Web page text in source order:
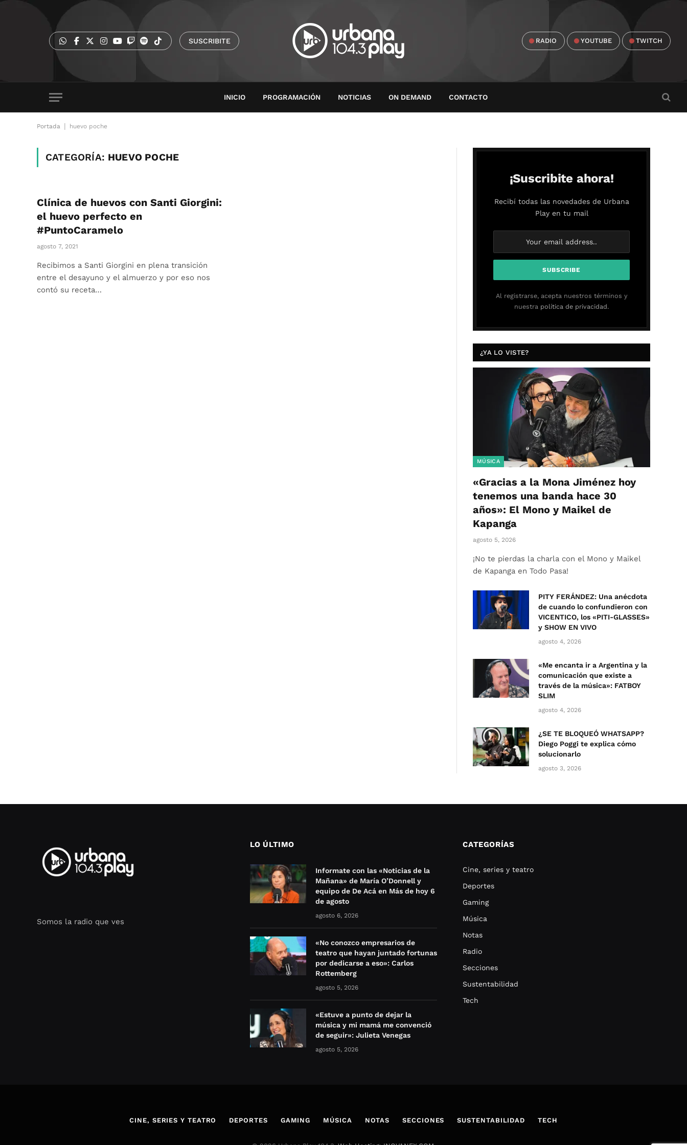
SUSCRIBITE RADIO YOUTUBE TWITCH
INICIO PROGRAMACIÓN NOTICIAS ON DEMAND CONTACTO
Portada huevo poche
CATEGORÍA: HUEVO POCHE
Clínica de huevos con Santi Giorgini:
el huevo perfecto en
#PuntoCaramelo
agosto 7, 2021
Recibimos a Santi Giorgini en plena transición
entre el desayuno y el almuerzo y por eso nos
contó su receta…
¡Suscribite ahora!
Recibí todas las novedades de Urbana
Play en tu mail
Al registrarse, acepta nuestros términos y
nuestra política de privacidad.
¿YA LO VISTE?
MÚSICA
«Gracias a la Mona Jiménez hoy
tenemos una banda hace 30
años»: El Mono y Maikel de
Kapanga
agosto 5, 2026
¡No te pierdas la charla con el Mono y Maikel
de Kapanga en Todo Pasa!
PITY FERÁNDEZ: Una anécdota
de cuando lo confundieron con
VICENTICO, los «PITI-GLASSES»
y SHOW EN VIVO
agosto 4, 2026
«Me encanta ir a Argentina y la
comunicación que existe a
través de la música»: FATBOY
SLIM
agosto 4, 2026
¿SE TE BLOQUEÓ WHATSAPP?
Diego Poggi te explica cómo
solucionarlo
agosto 3, 2026
Somos la radio que ves
LO ÚLTIMO
Informate con las «Noticias de la
Mañana» de María O’Donnell y
equipo de De Acá en Más de hoy 6
de agosto
agosto 6, 2026
«No conozco empresarios de
teatro que hayan juntado fortunas
por dedicarse a eso»: Carlos
Rottemberg
agosto 5, 2026
«Estuve a punto de dejar la
música y mi mamá me convenció
de seguir»: Julieta Venegas
agosto 5, 2026
CATEGORÍAS
Cine, series y teatro
Deportes
Gaming
Música
Notas
Radio
Secciones
Sustentabilidad
Tech
CINE, SERIES Y TEATRO DEPORTES GAMING MÚSICA NOTAS SECCIONES SUSTENTABILIDAD TECH